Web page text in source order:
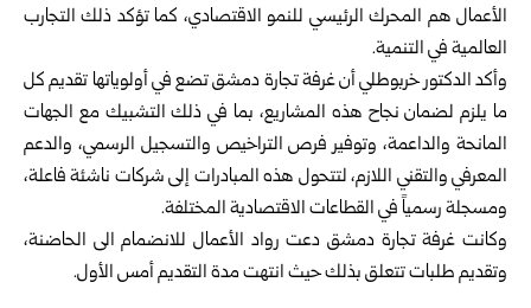
الأعمال هم المحرك الرئيسي للنمو الاقتصادي، كما تؤكد ذلك التجارب
العالمية في التنمية.
وأكد الدكتور خربوطلي أن غرفة تجارة دمشق تضع في أولوياتها تقديم كل
ما يلزم لضمان نجاح هذه المشاريع، بما في ذلك التشبيك مع الجهات
المانحة والداعمة، وتوفير فرص التراخيص والتسجيل الرسمي، والدعم
المعرفي والتقني اللازم، لتتحول هذه المبادرات إلى شركات ناشئة فاعلة،
ومسجلة رسمياً في القطاعات الاقتصادية المختلفة.
وكانت غرفة تجارة دمشق دعت رواد الأعمال للانضمام الى الحاضنة،
وتقديم طلبات تتعلق بذلك حيث انتهت مدة التقديم أمس الأول.